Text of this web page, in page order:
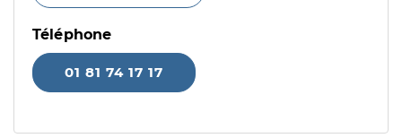
Téléphone
01 81 74 17 17